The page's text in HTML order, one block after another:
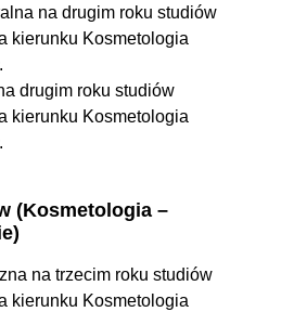
na drugim roku studiów
kierunku Kosmetologia
.
drugim roku studiów
kierunku Kosmetologia
.
(Kosmetologia –
na trzecim roku studiów
kierunku Kosmetologia